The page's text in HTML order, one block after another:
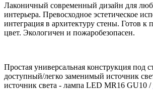
Лаконичный современный дизайн для
интерьера. Превосходное эстетическое
интеграция в архитектуру стены. Готов к
цвет. Экологичен и пожаробезопасен.
Простая универсальная конструкция под
доступный/легко заменимый источник
источник света - лампа LED MR16 GU10 /